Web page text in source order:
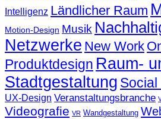
Intelligenz Ländlicher Raum
Motion-Design Musik
Netzwerke New Work
Produktdesign Raum-
Stadtgestaltung
UX-Design Veranstaltungsbranche
Videografie VR Wandgestaltung